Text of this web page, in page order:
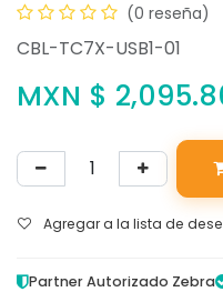
(0 reseña)
CBL-TC7X-USB1-01
MXN $
Agregar a la lista de
Partner Autorizado Zebra